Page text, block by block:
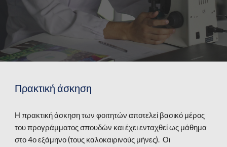
Πρακτική άσκηση
Η πρακτική άσκηση των φοιτητών αποτελεί βασικό μέρος
του προγράμματος σπουδών και έχει ενταχθεί ως μάθημα
στο 4ο εξάμηνο (τους καλοκαιρινούς μήνες). Οι